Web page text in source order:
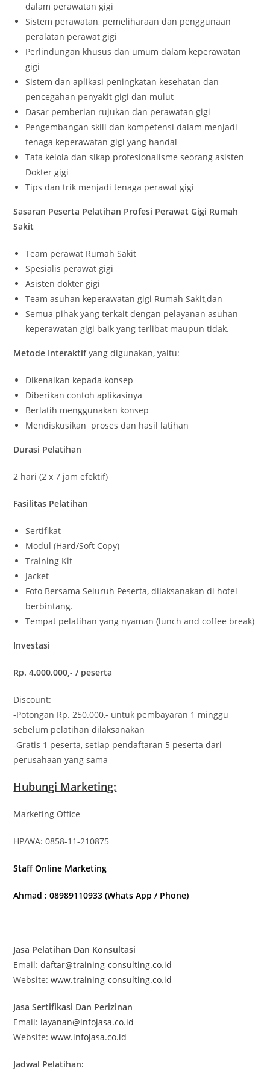
dalam perawatan gigi
Sistem perawatan, pemeliharaan dan penggunaan
peralatan perawat gigi
Perlindungan khusus dan umum dalam keperawatan
gigi
Sistem dan aplikasi peningkatan kesehatan dan
pencegahan penyakit gigi dan mulut
Dasar pemberian rujukan dan perawatan gigi
Pengembangan skill dan kompetensi dalam menjadi
tenaga keperawatan gigi yang handal
Tata kelola dan sikap profesionalisme seorang asisten
Dokter gigi
Tips dan trik menjadi tenaga perawat gigi
Sasaran Peserta Pelatihan Profesi Perawat Gigi Rumah
Sakit
Team perawat Rumah Sakit
Spesialis perawat gigi
Asisten dokter gigi
Team asuhan keperawatan gigi Rumah Sakit,dan
Semua pihak yang terkait dengan pelayanan asuhan
keperawatan gigi baik yang terlibat maupun tidak.
Metode Interaktifyang digunakan, yaitu:
Dikenalkan kepada konsep
Diberikan contoh aplikasinya
Berlatih menggunakan konsep
Mendiskusikan proses dan hasil latihan
Durasi Pelatihan
2 hari (2 x 7 jam efektif)
Fasilitas Pelatihan
Sertifikat
Modul (Hard/Soft Copy)
Training Kit
Jacket
Foto Bersama Seluruh Peserta, dilaksanakan di hotel
berbintang.
Tempat pelatihan yang nyaman (lunch and coffee break)
Investasi
Rp. 4.000.000,- / peserta
Discount:
-Potongan Rp. 250.000,- untuk pembayaran 1 minggu
sebelum pelatihan dilaksanakan
-Gratis 1 peserta, setiap pendaftaran 5 peserta dari
perusahaan yang sama
Hubungi Marketing:
Marketing Office
HP/WA: 0858-11-210875
Staff Online Marketing
Ahmad : 08989110933 (Whats App / Phone)
Jasa Pelatihan Dan Konsultasi
Email:daftar@training-consulting.co.id
Website:www.training-consulting.co.id
Jasa Sertifikasi Dan Perizinan
Email: layanan@infojasa.co.id
Website:www.infojasa.co.id
Jadwal Pelatihan: